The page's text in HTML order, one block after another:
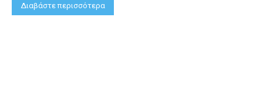
Διαβάστε περισσότερα